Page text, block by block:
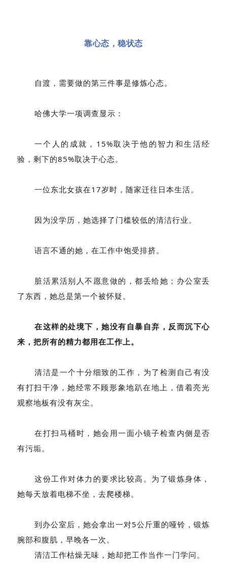
靠心态，稳状态
自渡，需要做的第三件事是修炼心态。
哈佛大学一项调查显示：
一个人的成就，15%取决于他的智力和生活经
验，剩下的85%取决于心态。
一位东北女孩在17岁时，随家迁往日本生活。
因为没学历，她选择了门槛较低的清洁行业。
语言不通的她，在工作中饱受排挤。
脏活累活别人不愿意做的，都丢给她；办公室丢
了东西，她总是第一个被怀疑。
在这样的处境下，她没有自暴自弃，反而沉下心
来，把所有的精力都用在工作上。
清洁是一个十分细致的工作，为了检测自己有没
有打扫干净，她经常不顾形象地趴在地上，借着亮光
观察地板有没有灰尘。
在打扫马桶时，她会用一面小镜子检查内侧是否
有污垢。
这份工作对体力的要求比较高。为了锻炼身体，
她每天放着电梯不坐，去爬楼梯。
到办公室后，她会拿出一对5公斤重的哑铃，锻炼
腕部和腹肌，早晚各一次。
清洁工作枯燥无味，她却把工作当作一门学问。